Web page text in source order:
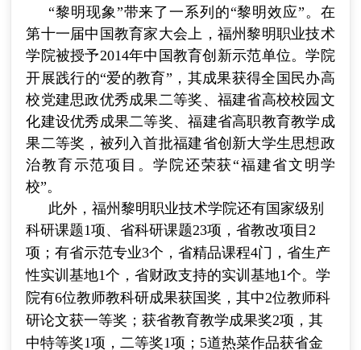
“黎明现象”带来了一系列的“黎明效应”。在
第十一届中国教育家大会上，福州黎明职业技术
学院被授予2014年中国教育创新示范单位。学院
开展践行的“爱的教育”，其成果获得全国民办高
校党建思政优秀成果二等奖、福建省高校校园文
化建设优秀成果二等奖、福建省高职教育教学成
果二等奖，被列入首批福建省创新大学生思想政
治教育示范项目。学院还荣获“福建省文明学
校”。
此外，福州黎明职业技术学院还有国家级别
科研课题1项、省科研课题23项，省教改项目2
项；有省示范专业3个，省精品课程4门，省生产
性实训基地1个，省财政支持的实训基地1个。学
院有6位教师教科研成果获国奖，其中2位教师科
研论文获一等奖；获省教育教学成果奖2项，其
中特等奖1项，二等奖1项； 5道热菜作品获省金